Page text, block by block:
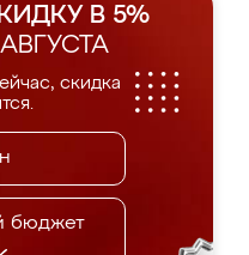
В 5%
скидка
бюджет